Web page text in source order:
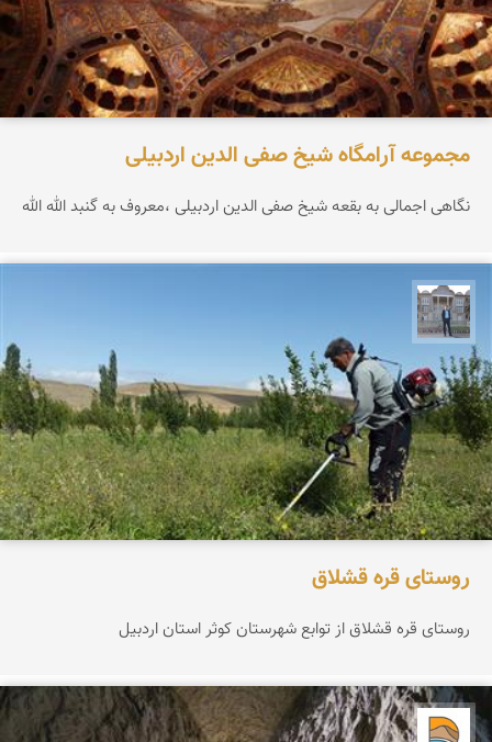
مجموعه آرامگاه شیخ صفی الدین اردبیلی
نگاهی اجمالی به بقعه شیخ صفی الدین اردبیلی ،معروف به گنبد الله الله
روستای قره قشلاق
روستای قره قشلاق از توابع شهرستان کوثر استان اردبیل
دریاچه کویر